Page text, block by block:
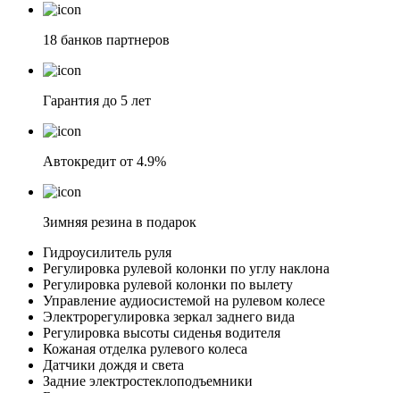
18 банков партнеров
Гарантия до 5 лет
Автокредит от 4.9%
Зимняя резина в подарок
Гидроусилитель руля
Регулировка рулевой колонки по углу наклона
Регулировка рулевой колонки по вылету
Управление аудиосистемой на рулевом колесе
Электрорегулировка зеркал заднего вида
Регулировка высоты сиденья водителя
Кожаная отделка рулевого колеса
Датчики дождя и света
Задние электростеклоподъемники